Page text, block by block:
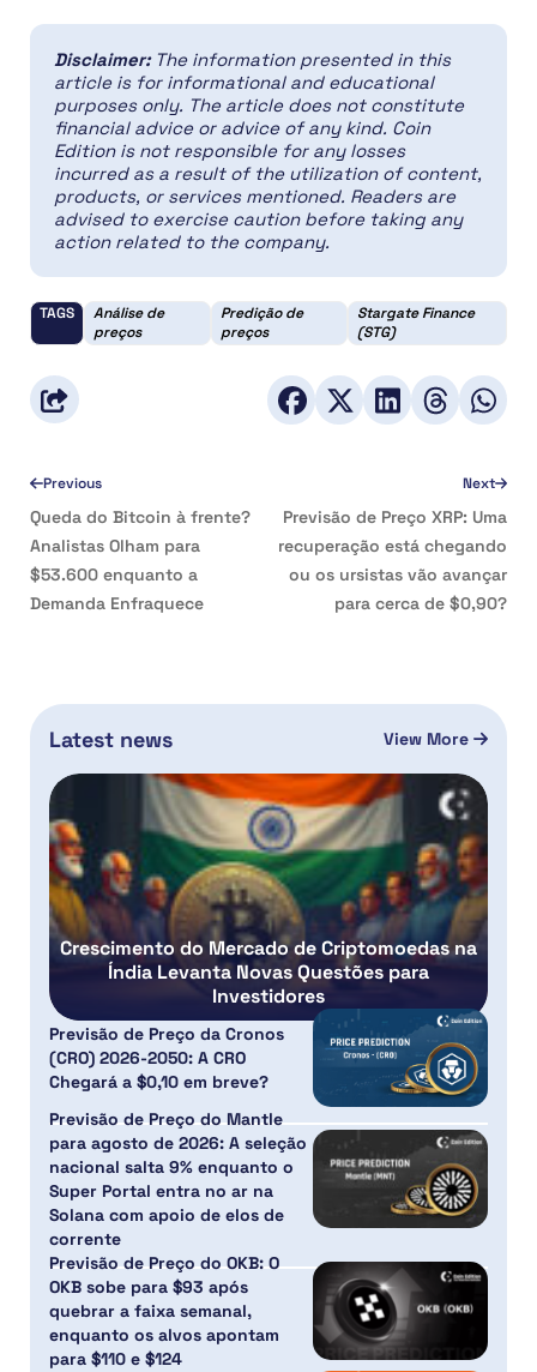
Disclaimer: The information presented in this
article is for informational and educational
purposes only. The article does not constitute
financial advice or advice of any kind. Coin
Edition is not responsible for any losses
incurred as a result of the utilization of content,
products, or services mentioned. Readers are
advised to exercise caution before taking any
action related to the company.
TAGS
Análise de
preços
Predição de
preços
Stargate Finance
(STG)
Previous
Queda do Bitcoin à frente?
Analistas Olham para
$53.600 enquanto a
Demanda Enfraquece
Next
Previsão de Preço XRP: Uma
recuperação está chegando
ou os ursistas vão avançar
para cerca de $0,90?
Latest news View More
Crescimento do Mercado de Criptomoedas na
Índia Levanta Novas Questões para
Investidores
Previsão de Preço da Cronos
(CRO) 2026-2050: A CRO
Chegará a $0,10 em breve?
Previsão de Preço do Mantle
para agosto de 2026: A seleção
nacional salta 9% enquanto o
Super Portal entra no ar na
Solana com apoio de elos de
corrente
Previsão de Preço do OKB: O
OKB sobe para $93 após
quebrar a faixa semanal,
enquanto os alvos apontam
para $110 e $124